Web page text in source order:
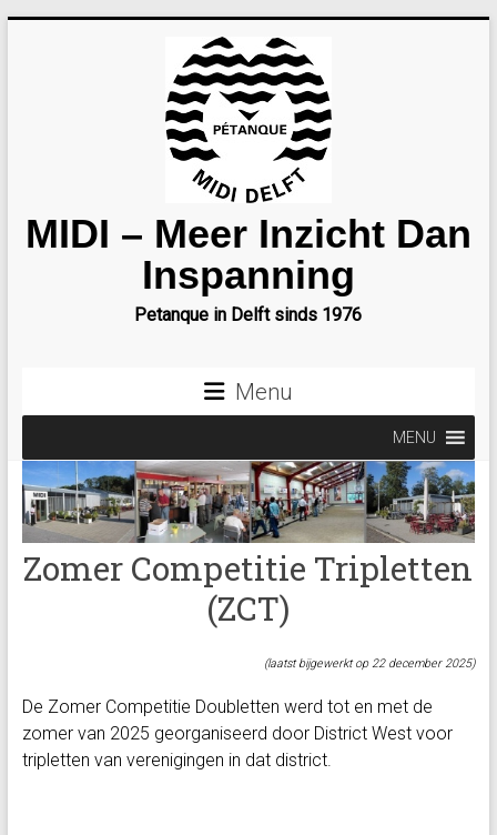
MIDI – Meer Inzicht Dan
Inspanning
Petanque in Delft sinds 1976
Menu
MENU
Zomer Competitie Tripletten
(ZCT)
(laatst bijgewerkt op 22 december 2025)
De Zomer Competitie Doubletten werd tot en met de
zomer van 2025 georganiseerd door District West voor
tripletten van verenigingen in dat district.